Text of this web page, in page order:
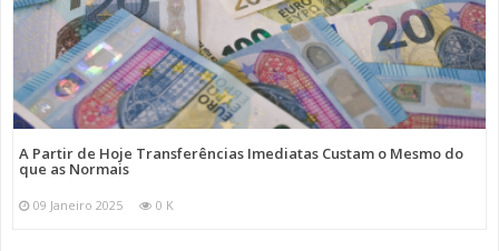
A Partir de Hoje Transferências Imediatas Custam o Mesmo do
que as Normais
09 Janeiro 2025 0 K